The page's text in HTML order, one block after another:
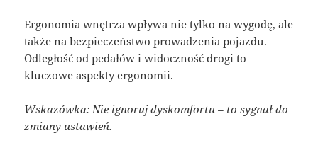
Ergonomia wnętrza wpływa nie tylko na wygodę, ale
także na bezpieczeństwo prowadzenia pojazdu.
Odległość od pedałów i widoczność drogi to
kluczowe aspekty ergonomii.
Wskazówka: Nie ignoruj dyskomfortu – to sygnał do
zmiany ustawień.